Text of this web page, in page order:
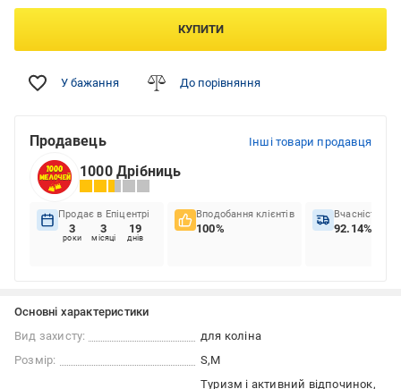
КУПИТИ
У бажання До порівняння
Продавець Інші товари продавця
1000 Дрібниць
Продає в Епіцентрі
3
роки
3
місяці
19
днів
Вподобання клієнтів
100%
Вчасність
92.14%
Основні характеристики
Вид захисту:
для коліна
Розмір:
S M
Туризм і активний відпочинок